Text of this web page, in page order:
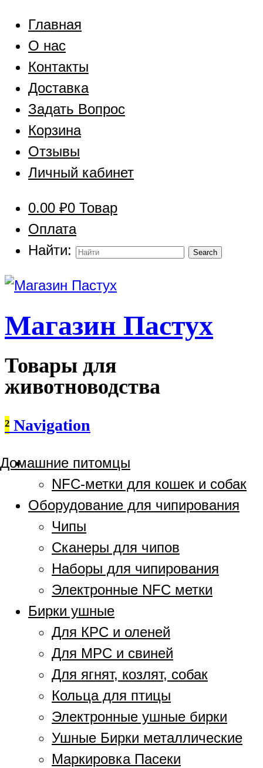
Главная
О нас
Контакты
Доставка
Задать Вопрос
Корзина
Отзывы
Личный кабинет
0.00 ₽0 Товар
Оплата
Найти:
Магазин Пастух
Товары для
животноводства
² Navigation
Домашние питомцы
NFC-метки для кошек и собак
Оборудование для чипирования
Чипы
Сканеры для чипов
Наборы для чипирования
Электронные NFC метки
Бирки ушные
Для КРС и оленей
Для МРС и свиней
Для ягнят, козлят, собак
Кольца для птицы
Электронные ушные бирки
Ушные Бирки металлические
Маркировка Пасеки